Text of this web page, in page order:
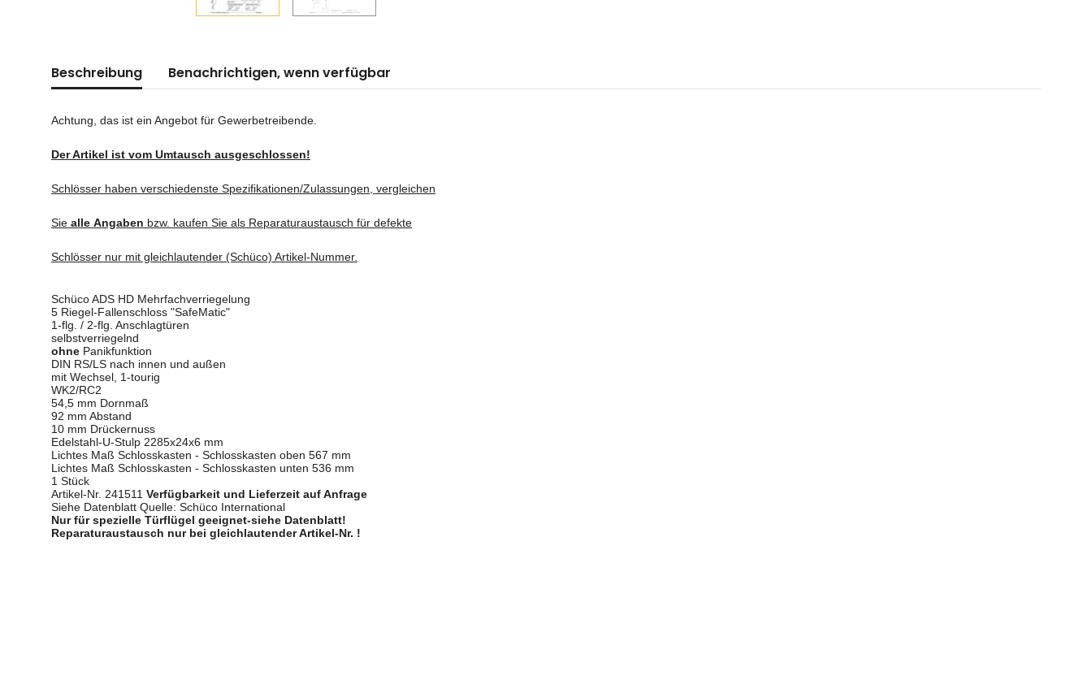
Beschreibung Benachrichtigen, wenn verfügbar
Achtung, das ist ein Angebot für Gewerbetreibende.
Der Artikel ist vom Umtausch ausgeschlossen!
Schlösser haben verschiedenste Spezifikationen/Zulassungen, vergleichen
Sie alle Angaben bzw. kaufen Sie als Reparaturaustausch für defekte
Schlösser nur mit gleichlautender (Schüco) Artikel-Nummer.
Schüco ADS HD Mehrfachverriegelung
5 Riegel-Fallenschloss "SafeMatic"
1-flg. / 2-flg. Anschlagtüren
selbstverriegelnd
ohne Panikfunktion
DIN RS/LS nach innen und außen
mit Wechsel, 1-tourig
WK2/RC2
54,5 mm Dornmaß
92 mm Abstand
10 mm Drückernuss
Edelstahl-U-Stulp 2285x24x6 mm
Lichtes Maß Schlosskasten - Schlosskasten oben 567 mm
Lichtes Maß Schlosskasten - Schlosskasten unten 536 mm
1 Stück
Artikel-Nr. 241511 Verfügbarkeit und Lieferzeit auf Anfrage
Siehe Datenblatt Quelle: Schüco International
Nur für spezielle Türflügel geeignet-siehe Datenblatt!
Reparaturaustausch nur bei gleichlautender Artikel-Nr. !